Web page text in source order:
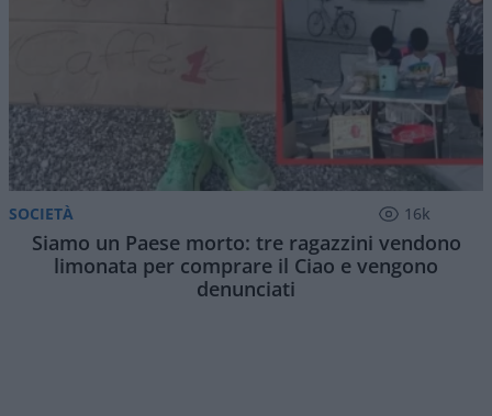
SOCIETÀ 16k
Siamo un Paese morto: tre ragazzini vendono
limonata per comprare il Ciao e vengono
denunciati